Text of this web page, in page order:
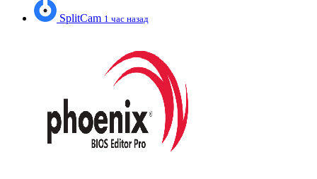
SplitCam 1 час назад